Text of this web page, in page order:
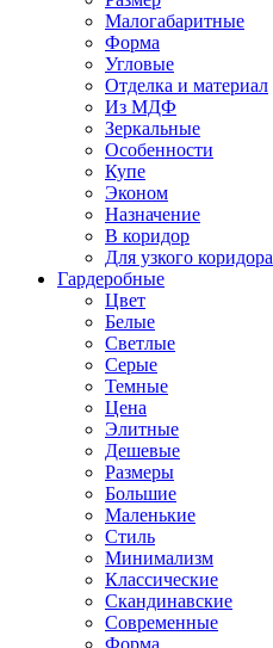
Малогабаритные
Форма
Угловые
Отделка и материал
Из МДФ
Зеркальные
Особенности
Купе
Эконом
Назначение
В коридор
Для узкого коридора
Гардеробные
Цвет
Белые
Светлые
Серые
Темные
Цена
Элитные
Дешевые
Размеры
Большие
Маленькие
Стиль
Минимализм
Классические
Скандинавские
Современные
Форма